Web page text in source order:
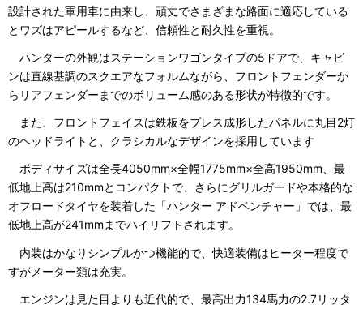
設計された軍用車に由来し、頑丈でさまざまな路面に適応している
とワズはアピールするなど、信頼性と耐久性を重視。
ハンターの外観はステーションワゴンタイプの5ドアで、キャビ
ンは直線基調のスクエアなフォルムながら、フロントフェンダーか
らリアフェンダーまでのボリューム感のある形状が特徴的です。
また、フロントフェイスは鉄板をプレス成形したパネルに丸目2灯
のヘッドライトと、クラシカルなデザインを採用しています
ボディサイズは全長4050mm×全幅1775mm×全高1950mm、最
低地上高は210mmとコンパクトで、さらにグリルガードや本格的な
オフロードタイヤを装着した「ハンター アドベンチャー」では、最
低地上高が241mmまでハイリフトされます。
内装はかなりシンプルかつ機能的で、快適装備はヒーター程度で
すがメーター類は充実。
エンジンは見た目よりも近代的で、最高出力134馬力の2.7リッタ